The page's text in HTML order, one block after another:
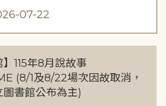
07-22
】115年8月說故事
(8/1及8/22場次因故取消，
書館公布為主)